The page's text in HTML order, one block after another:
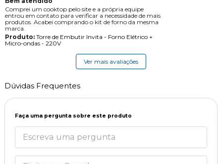
Comprei um cooktop pelo site e a própria equipe
entrou em contato para verificar a necessidade de mais
produtos. Acabei comprando o kit de forno da mesma
marca.
Produto:Torre de Embutir Invita - Forno Elétrico +
Micro-ondas - 220V
Ver mais avaliações
Dúvidas Frequentes
Faça uma pergunta sobre este produto